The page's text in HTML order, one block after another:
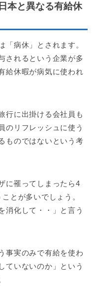
本と異なる有給休
「病休」とされます。
されるという企業が多
給休暇が病気に使われ
行に出掛ける会社員も
のリフレッシュに使う
ものではないという考
に罹ってしまったら4
とが多いでしょう。
消化して・・」と言う
事実のみで有給を使わ
ていないのか」という